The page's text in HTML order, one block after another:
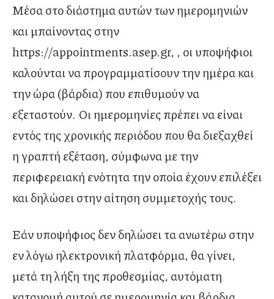
Μέσα στο διάστημα αυτών των ημερομηνιών
και μπαίνοντας στην
https://appointments.asep.gr, , οι υποψήφιοι
καλούνται να προγραμματίσουν την ημέρα και
την ώρα (βάρδια) που επιθυμούν να
εξεταστούν. Οι ημερομηνίες πρέπει να είναι
εντός της χρονικής περιόδου που θα διεξαχθεί
η γραπτή εξέταση, σύμφωνα με την
περιφερειακή ενότητα την οποία έχουν επιλέξει
και δηλώσει στην αίτηση συμμετοχής τους.
Εάν υποψήφιος δεν δηλώσει τα ανωτέρω στην
εν λόγω ηλεκτρονική πλατφόρμα, θα γίνει,
μετά τη λήξη της προθεσμίας, αυτόματη